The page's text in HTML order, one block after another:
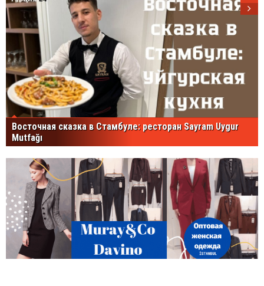
Восточная сказка в Стамбуле: ресторан Sayram Uygur
Mutfağı